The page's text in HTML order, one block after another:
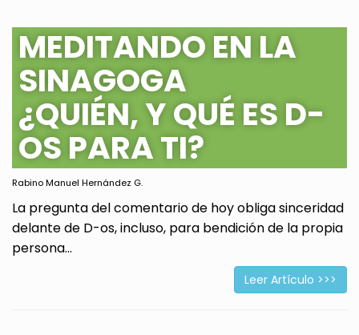
MEDITANDO EN LA
SINAGOGA
¿QUIÉN, Y QUÉ ES D-
OS PARA TI?
Rabino Manuel Hernández G.
La pregunta del comentario de hoy obliga sinceridad
delante de D-os, incluso, para bendición de la propia
persona...
Leer Artículo >>>